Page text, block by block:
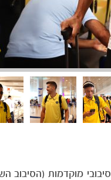
על מנת להגיע לשלב הבתים של ליגת האלופות מכבי